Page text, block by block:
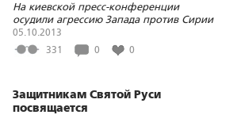
На киевской пресс-конференции
осудили агрессию Запада против Сирии
и поддержали позицию России
05.10.2013
331
0 0
Защитникам Святой Руси
посвящается